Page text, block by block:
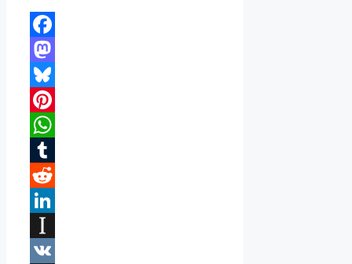
Facebook
Mastodon
Bluesky
Pinterest
WhatsApp
Tumblr
Reddit
Instapaper